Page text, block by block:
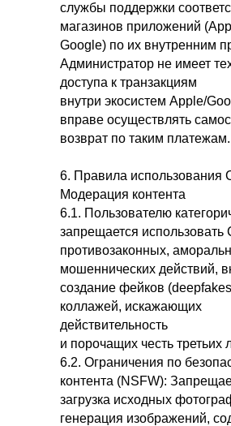
службы поддержки
магазинов приложений
Google) по их внутренним
Администратор не имеет
доступа к транзакциям
внутри экосистем Apple/
вправе осуществлять
возврат по таким платежам.
6. Правила использования
Модерация контента
6.1. Пользователю
запрещается использовать
противозаконных,
мошеннических действий,
создание фейков
коллажей, искажающих
действительность
и порочащих честь третьих
6.2. Ограничения по
контента (NSFW):
загрузка исходных
генерация изображений,